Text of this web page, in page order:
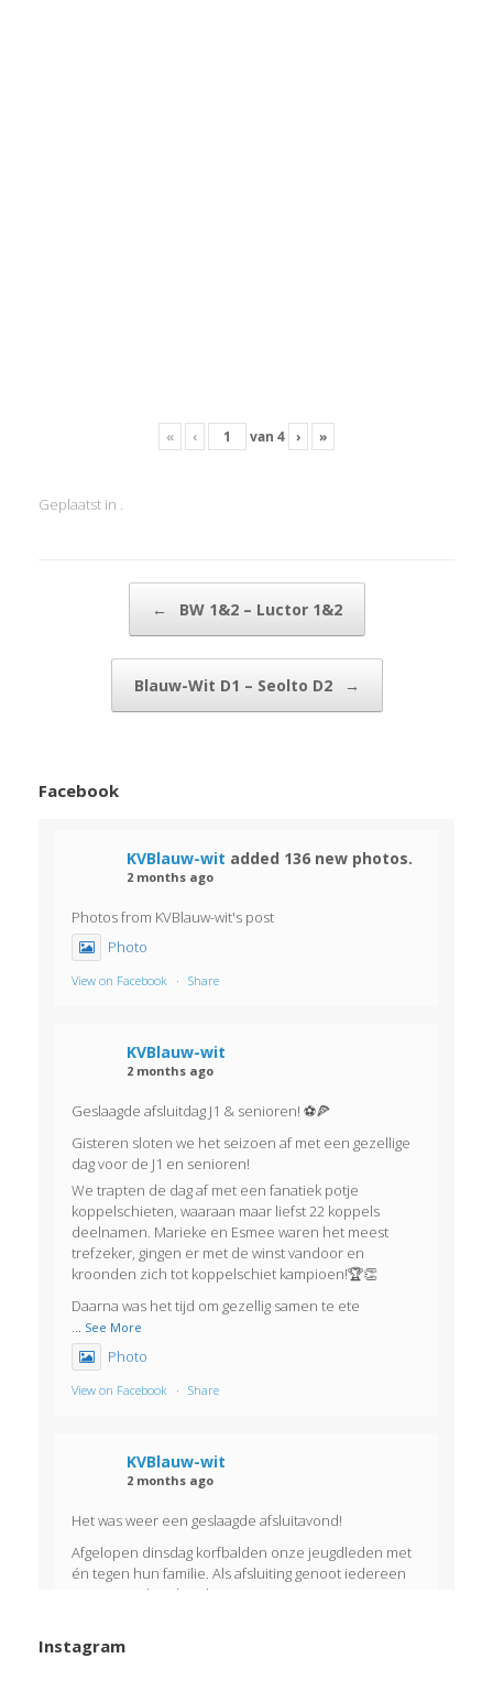
« ‹ van 4 › »
Geplaatst in .
← BW 1&2 – Luctor 1&2
Blauw-Wit D1 – Seolto D2 →
Facebook
KVBlauw-wit added 136 new photos.
2 months ago
Photos from KVBlauw-wit's post
Photo
View on Facebook · Share
KVBlauw-wit
2 months ago
Geslaagde afsluitdag J1 & senioren! ⚽🍕
Gisteren sloten we het seizoen af met een gezellige
dag voor de J1 en senioren!
We trapten de dag af met een fanatiek potje
koppelschieten, waaraan maar liefst 22 koppels
deelnamen. Marieke en Esmee waren het meest
trefzeker, gingen er met de winst vandoor en
kroonden zich tot koppelschiet kampioen!🏆👏
Daarna was het tijd om gezellig samen te ete
See More
Photo
View on Facebook · Share
KVBlauw-wit
2 months ago
Het was weer een geslaagde afsluitavond!
Afgelopen dinsdag korfbalden onze jeugdleden met
én tegen hun familie. Als afsluiting genoot iedereen
van een welverdiend ijsje!
Instagram